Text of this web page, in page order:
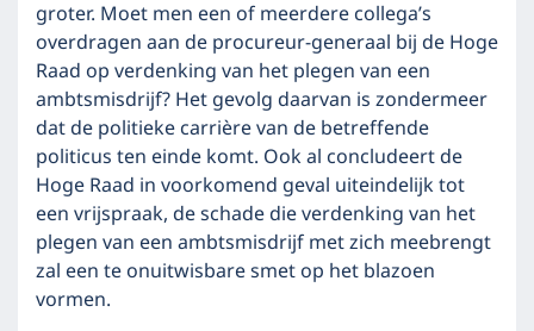
groter. Moet men een of meerdere collega’s
overdragen aan de procureur-generaal bij de Hoge
Raad op verdenking van het plegen van een
ambtsmisdrijf? Het gevolg daarvan is zondermeer
dat de politieke carrière van de betreffende
politicus ten einde komt. Ook al concludeert de
Hoge Raad in voorkomend geval uiteindelijk tot
een vrijspraak, de schade die verdenking van het
plegen van een ambtsmisdrijf met zich meebrengt
zal een te onuitwisbare smet op het blazoen
vormen.